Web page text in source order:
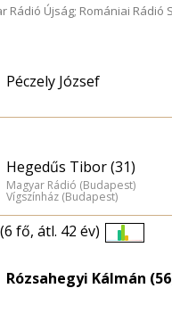
Rádió Újság; Romániai Rádió
Péczely József
Hegedűs Tibor (31)
Magyar Rádió (Budapest)
Vígszínház (Budapest)
(6 fő, átl. 42 év)
Rózsahegyi Kálmán